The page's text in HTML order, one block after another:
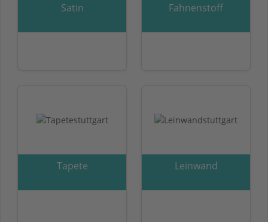
Satin Fahnenstoff
Tapete Leinwand